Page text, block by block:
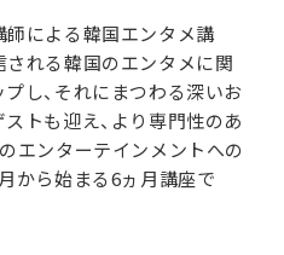
による韓国エンタメ講
れる韓国のエンタメに関
し、それにまつわる深いお
トも迎え、より専門性のあ
エンターテインメントへの
から始まる6ヵ月講座で